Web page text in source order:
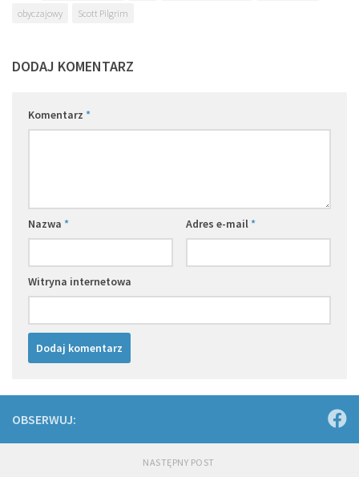
obyczajowy
Scott Pilgrim
DODAJ KOMENTARZ
Komentarz *
Nazwa * Adres e-mail*
Witryna internetowa
OBSERWUJ:
NASTĘPNY POST